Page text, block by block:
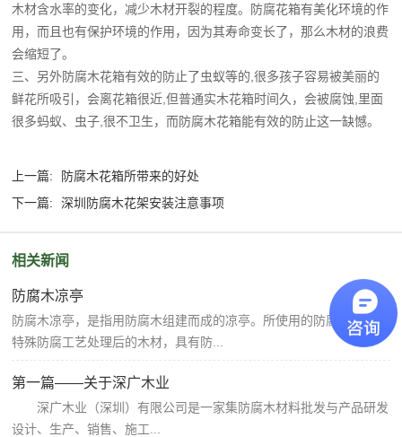
木材含水率的变化，减少木材开裂的程度。防腐花箱有美化环境的作
用，而且也有保护环境的作用，因为其寿命变长了，那么木材的浪费
会缩短了。
三、另外防腐木花箱有效的防止了虫蚁等的,很多孩子容易被美丽的
鲜花所吸引，会离花箱很近,但普通实木花箱时间久，会被腐蚀,里面
很多蚂蚁、虫子,很不卫生，而防腐木花箱能有效的防止这一缺憾。
上一篇:
防腐木花箱所带来的好处
下一篇:
深圳防腐木花架安装注意事项
相关新闻
防腐木凉亭
防腐木凉亭，是指用防腐木组建而成的凉亭。所使用的防腐木是经过
特殊防腐工艺处理后的木材，具有防...
第一篇——关于深广木业
深广木业（深圳）有限公司是一家集防腐木材料批发与产品研发
设计、生产、销售、施工...